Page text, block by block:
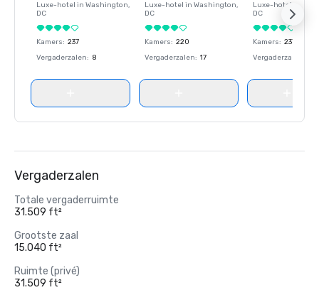
Luxe-hotel in Washington,
DC
Kamers: 237
Vergaderzalen: 8
Luxe-hotel in Washington,
DC
Kamers: 220
Vergaderzalen: 17
Luxe-hotel in
DC
Kamers: 237
Vergaderzalen
Vergaderzalen
Totale vergaderruimte
31.509 ft²
Grootste zaal
15.040 ft²
Ruimte (privé)
31.509 ft²